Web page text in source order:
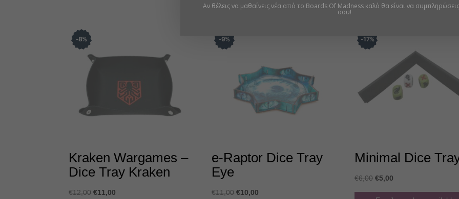
Σχετικά προϊόντα
8%
Kraken Wargames –
Dice Tray Kraken
€12,00 Original
€11,00
9%
e-Raptor Dice Tray
Eye
€11,00 Original
€10,00
17%
Minimal Dice
€6,00 Original
price
€5,00
τρέχουσα
Αν θέλεις να μαθαίνεις νέα από το Boards Of Madness καλό θα είναι να
σου!